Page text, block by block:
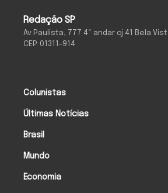
Redação SP
Av Paulista, 777 4º andar cj 41 Bela
CEP: 01311-914
Colunistas
Últimas Notícias
Brasil
Mundo
Economia